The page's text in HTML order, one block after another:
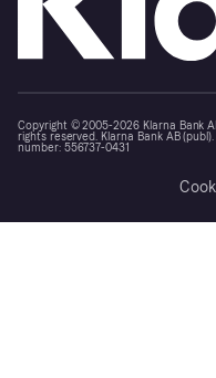
Copyright © 2005-2026 Klarna Bank
rights reserved. Klarna Bank AB
number: 556737-0431